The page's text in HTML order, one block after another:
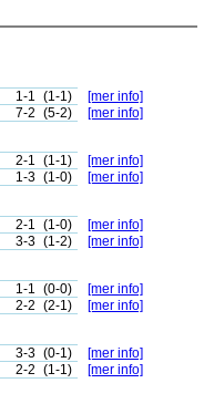
1-1 (1-1)
[mer info]
7-2 (5-2) [mer info]
2-1 (1-1)
[mer info]
1-3 (1-0) [mer info]
2-1 (1-0)
[mer info]
3-3 (1-2) [mer info]
1-1 (0-0)
[mer info]
2-2 (2-1) [mer info]
3-3 (0-1)
[mer info]
2-2 (1-1) [mer info]